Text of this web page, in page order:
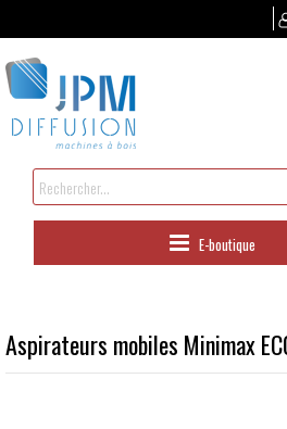
au
contenu
E-boutique
Aspirateurs mobiles Minimax